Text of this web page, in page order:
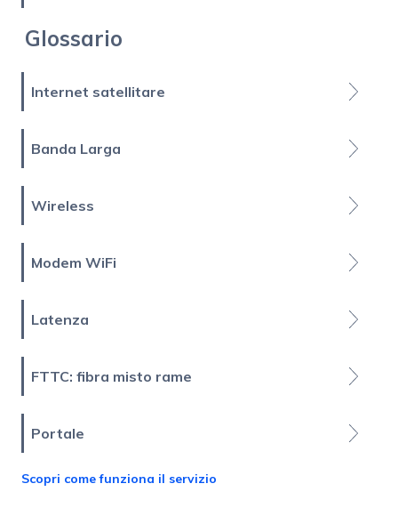
Glossario
Internet satellitare
Banda Larga
Wireless
Modem WiFi
Latenza
FTTC: fibra misto rame
Portale
Scopri come funziona il servizio